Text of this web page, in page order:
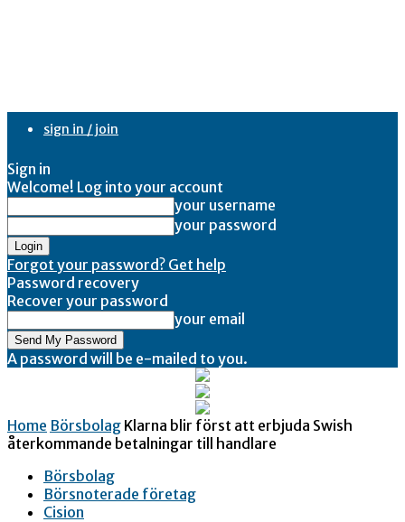
sign in / join
Sign in
Welcome! Log into your account
your username
your password
Forgot your password? Get help
Password recovery
Recover your password
your email
A password will be e-mailed to you.
Home Börsbolag Klarna blir först att erbjuda Swish
återkommande betalningar till handlare
Börsbolag
Börsnoterade företag
Cision